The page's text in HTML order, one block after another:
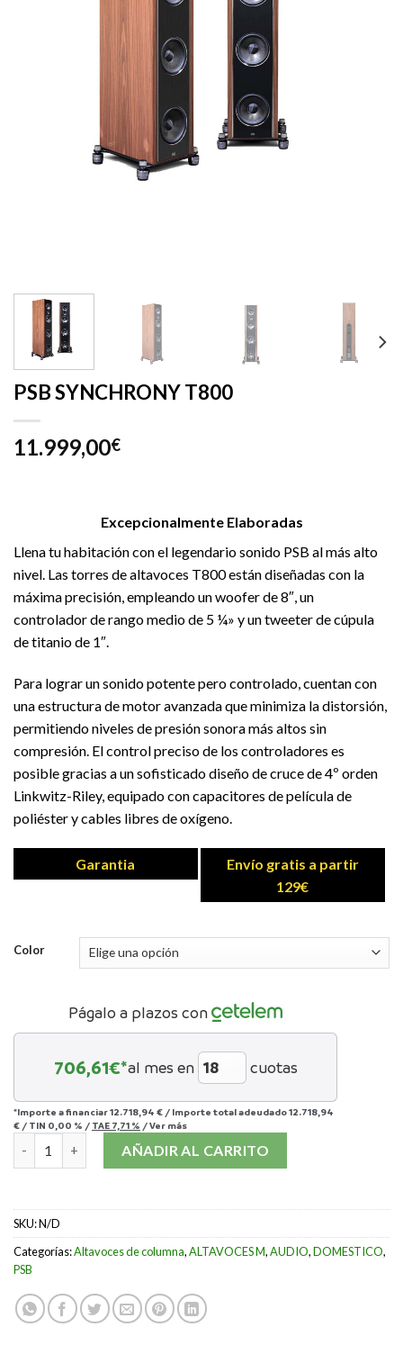
PSB SYNCHRONY T800
11.999,00€
Excepcionalmente Elaboradas
Llena tu habitación con el legendario sonido PSB al más alto
nivel. Las torres de altavoces T800 están diseñadas con la
máxima precisión, empleando un woofer de 8″, un
controlador de rango medio de 5 ¼» y un tweeter de cúpula
de titanio de 1″.
Para lograr un sonido potente pero controlado, cuentan con
una estructura de motor avanzada que minimiza la distorsión,
permitiendo niveles de presión sonora más altos sin
compresión. El control preciso de los controladores es
posible gracias a un sofisticado diseño de cruce de 4º orden
Linkwitz-Riley, equipado con capacitores de película de
poliéster y cables libres de oxígeno.
Garantia
Envío gratis a partir
129€
Color
Págalo a plazos con
706,61€*al mes en cuotas
*Importe a financiar12.718,94 € / Importe total adeudado12.718,94
€ / TIN 0,00 % / TAE 7,71 % /Ver más
PSB SYNCHRONY T800 cantidad
AÑADIR AL CARRITO
SKU:N/D
Categorías:Altavoces de columna,ALTAVOCES M,AUDIO,DOMESTICO,
PSB